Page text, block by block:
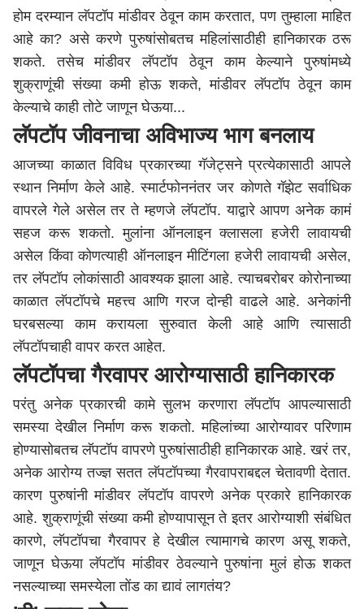
होम दरम्यान लॅपटॉप मांडीवर ठेवून काम करतात, पण तुम्हाला माहित
आहे का? असे करणे पुरुषांसोबतच महिलांसाठीही हानिकारक ठरू
शकते. तसेच मांडीवर लॅपटॉप ठेवून काम केल्याने पुरुषांमध्ये
शुक्राणूंची संख्या कमी होऊ शकते, मांडीवर लॅपटॉप ठेवून काम
केल्याचे काही तोटे जाणून घेऊया...
लॅपटॉप जीवनाचा अविभाज्य भाग बनलाय
आजच्या काळात विविध प्रकारच्या गॅजेट्सने प्रत्येकासाठी आपले
स्थान निर्माण केले आहे. स्मार्टफोननंतर जर कोणते गॅझेट सर्वाधिक
वापरले गेले असेल तर ते म्हणजे लॅपटॉप. याद्वारे आपण अनेक कामं
सहज करू शकतो. मुलांना ऑनलाइन क्लासला हजेरी लावायची
असेल किंवा कोणत्याही ऑनलाइन मीटिंगला हजेरी लावायची असेल,
तर लॅपटॉप लोकांसाठी आवश्यक झाला आहे. त्याचबरोबर कोरोनाच्या
काळात लॅपटॉपचे महत्त्व आणि गरज दोन्ही वाढले आहे. अनेकांनी
घरबसल्या काम करायला सुरुवात केली आहे आणि त्यासाठी
लॅपटॉपचाही वापर करत आहेत.
लॅपटॉपचा गैरवापर आरोग्यासाठी हानिकारक
परंतु अनेक प्रकारची कामे सुलभ करणारा लॅपटॉप आपल्यासाठी
समस्या देखील निर्माण करू शकतो. महिलांच्या आरोग्यावर परिणाम
होण्यासोबतच लॅपटॉप वापरणे पुरुषांसाठीही हानिकारक आहे. खरं तर,
अनेक आरोग्य तज्ज्ञ सतत लॅपटॉपच्या गैरवापराबद्दल चेतावणी देतात.
कारण पुरुषांनी मांडीवर लॅपटॉप वापरणे अनेक प्रकारे हानिकारक
आहे. शुक्राणूंची संख्या कमी होण्यापासून ते इतर आरोग्याशी संबंधित
कारणे, लॅपटॉपचा गैरवापर हे देखील त्यामागचे कारण असू शकते,
जाणून घेऊया लॅपटॉप मांडीवर ठेवल्याने पुरुषांना मुलं होऊ शकत
नसल्याच्या समस्येला तोंड का द्यावं लागतंय?